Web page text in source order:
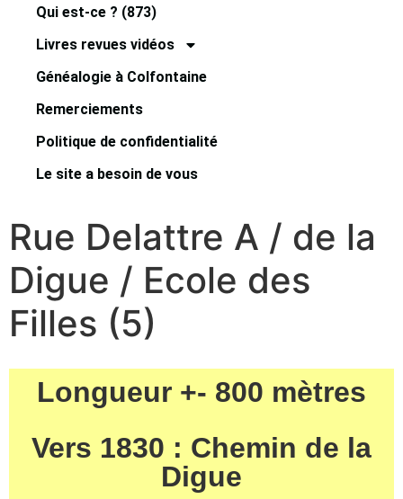
Qui est-ce ? (873)
Livres revues vidéos
Généalogie à Colfontaine
Remerciements
Politique de confidentialité
Le site a besoin de vous
Rue Delattre A / de la
Digue / Ecole des
Filles (5)
Longueur +- 800 mètres
Vers 1830 : Chemin de la
Digue